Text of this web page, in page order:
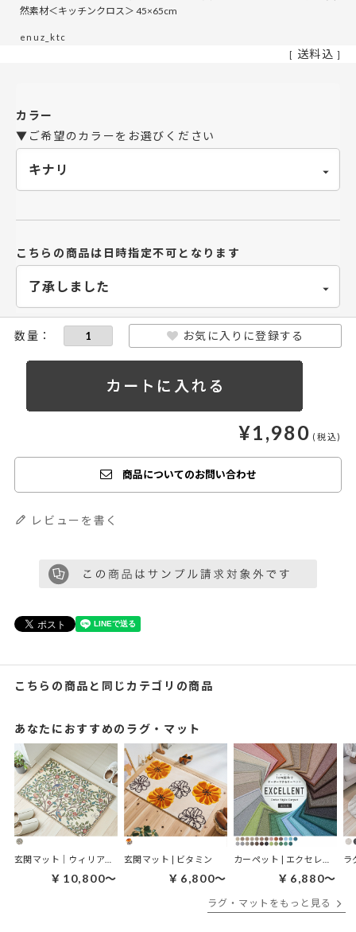
然素材＜キッチンクロス＞ 45×65cm
enuz_ktc
送料込
カラー
▼ご希望のカラーをお選びください
こちらの商品は日時指定不可となります
お気に入りに登録する
¥1,980
商品についてのお問い合わせ
レビューを書く
こちらの商品と同じカテゴリの商品
あなたにおすすめのラグ・マット
玄関マット｜ウィリアムモリス ケルムスコットツリー
￥10,800～
玄関マット | ビタミン
￥6,800～ ￥6,880～
ラ
ラグ・マットをもっと見る